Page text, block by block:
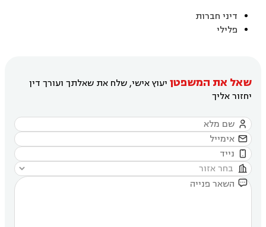
דיני חברות
פלילי
שאל את המשפטן יעוץ אישי, שלח את שאלתך ועורך דין
יחזור אליך




